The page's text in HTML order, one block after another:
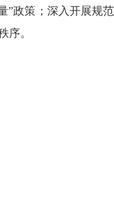
”政策；深入开展规
序。